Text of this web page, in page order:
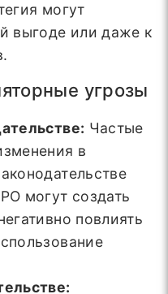
могут
выгоде или даже к
угрозы
Частые
в
могут создать
повлиять